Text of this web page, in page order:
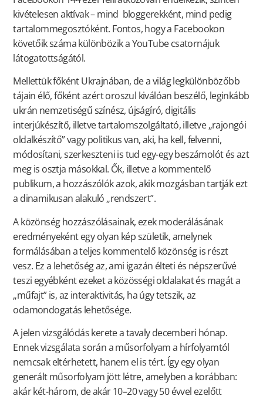
kivételesen aktívak – mind bloggerekként, mind pedig
tartalommegosztóként. Fontos, hogy a Facebookon
követőik száma különbözik a YouTube csatornájuk
látogatottságától.
Mellettük főként Ukrajnában, de a világ legkülönbözőbb
tájain élő, főként azért oroszul kiválóan beszélő, leginkább
ukrán nemzetiségű színész, újságíró, digitális
interjúkészítő, illetve tartalomszolgáltató, illetve „rajongói
oldalkészítő” vagy politikus van, aki, ha kell, felvenni,
módosítani, szerkeszteni is tud egy-egy beszámolót és azt
meg is osztja másokkal. Ők, illetve a kommentelő
publikum, a hozzászólók azok, akik mozgásban tartják ezt
a dinamikusan alakuló „rendszert”.
A közönség hozzászólásainak, ezek moderálásának
eredményeként egy olyan kép születik, amelynek
formálásában a teljes kommentelő közönség is részt
vesz. Ez a lehetőség az, ami igazán élteti és népszerűvé
teszi egyébként ezeket a közösségi oldalakat és magát a
„műfajt” is, az interaktivitás, ha úgy tetszik, az
odamondogatás lehetősége.
A jelen vizsgálódás kerete a tavaly decemberi hónap.
Ennek vizsgálata során a műsorfolyam a hírfolyamtól
nemcsak eltérhetett, hanem el is tért. Így egy olyan
generált műsorfolyam jött létre, amelyben a korábban:
akár két-három, de akár 10–20 vagy 50 évvel ezelőtt